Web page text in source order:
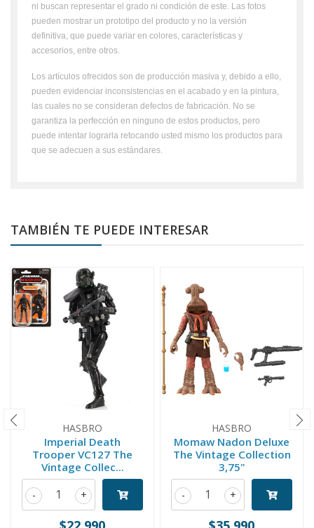
ni buscan representar el grado ni condición de este. Las fotos
pueden mostrar un prototipo del producto y no la versión
definitiva, que puede variar en colores, características y
accesorios, entre otros.
Los artículos ofrecidos son de producción masiva y, debido a ello,
pueden evidenciar inconsistencias en el acabado y en la pintura,
las cuales no se consideran defectos de fabricación. No se
garantiza la perfección en ninguno de estos productos, pero
puede intentar lograrla retocando usted mismo los productos para
que se adecuen a sus estándares.
TAMBIÉN TE PUEDE INTERESAR
HASBRO
Imperial Death
Trooper VC127 The
Vintage Collec...
+
-
HASBRO
Momaw Nadon Deluxe
The Vintage Collection
3,75"
+
-